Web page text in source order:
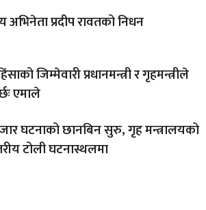
अभिनेता प्रदीप रावतको निधन
जिम्मेवारी प्रधानमन्त्री र गृहमन्त्रीले
एमाले
घटनाको छानबिन सुरु, गृह मन्त्रालयको
टोली घटनास्थलमा